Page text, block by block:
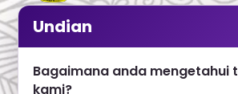
No. 2, Menara 1, Jalan P5/6,
+603 8000 8000
Undian
Bagaimana anda mengetahui
kami?